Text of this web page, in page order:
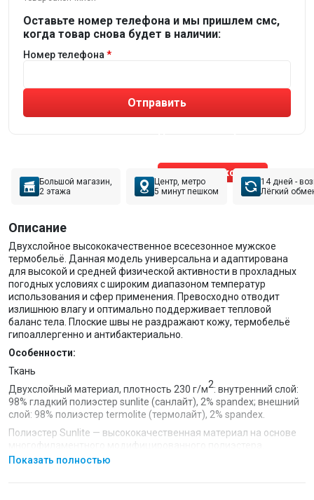
Оставьте номер телефона и мы пришлем смс,
когда товар снова будет в наличии:
Номер телефона
Отправить
Позвонить эксперту
Большой магазин,
2 этажа
Центр, метро
5 минут пешком
14 дней -
Лёгкий
Описание
Двухслойное высококачественное всесезонное мужское
термобельё. Данная модель универсальна и адаптирована
для высокой и средней физической активности в прохладных
погодных условиях с широким диапазоном температур
использования и сфер применения. Превосходно отводит
излишнюю влагу и оптимально поддерживает тепловой
баланс тела. Плоские швы не раздражают кожу, термобельё
гипоаллергенно и антибактериально.
Особенности:
Ткань
Двухслойный материал, плотность 230 г/м2: внутренний слой:
98% гладкий полиэстер sunlite (санлайт), 2% spandex; внешний
слой: 98% полиэстер termolite (термолайт), 2% spandex.
Полиэстер Sunlite — высококачественная материал на основе
Полиэстер — синтетическое полиэфирное волокно,
Показать полностью